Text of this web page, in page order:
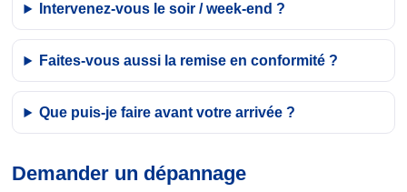
Intervenez-vous le soir / week-end ?
Faites-vous aussi la remise en conformité ?
Que puis-je faire avant votre arrivée ?
Demander un dépannage